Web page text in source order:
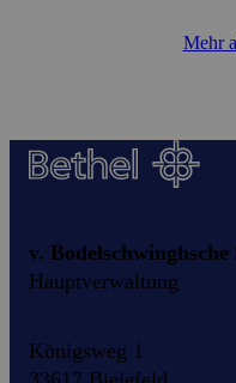
Mehr
v.
Hauptverwaltung
Königsweg 1